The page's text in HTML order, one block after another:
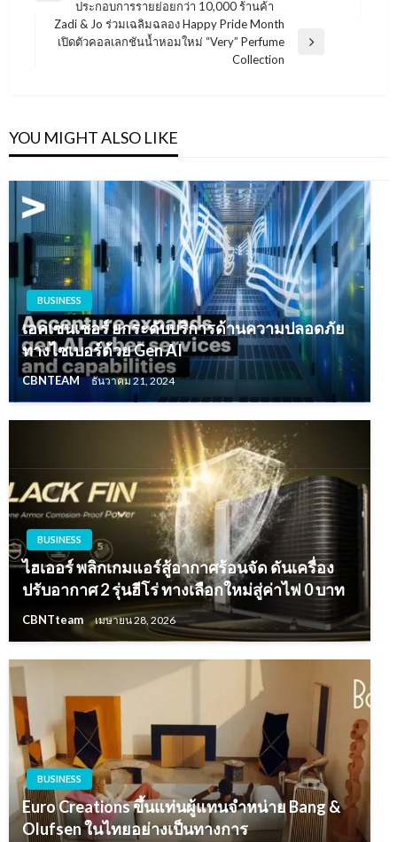
ประกอบการรายย่อยกว่า 10,000 ร้านค้า
Next
Zadi & Jo ร่วมเฉลิมฉลอง Happy Pride Month
เปิดตัวคอลเลกชันน้ำหอมใหม่ “Very” Perfume
Collection
YOU MIGHT ALSO LIKE
BUSINESS
เอคเซนเชอร์ ยกระดับบริการด้านความปลอดภัย
ทางไซเบอร์ด้วย Gen AI
CBNTEAM ธันวาคม 21, 2024
BUSINESS
ไฮเออร์ พลิกเกมแอร์สู้อากาศร้อนจัด ดันเครื่อง
ปรับอากาศ 2 รุ่นฮีโร่ ทางเลือกใหม่สู่ค่าไฟ 0 บาท
CBNTteam เมษายน 28, 2026
BUSINESS
Euro Creations ขึ้นแท่นผู้แทนจำหน่าย Bang &
Olufsen ในไทยอย่างเป็นทางการ